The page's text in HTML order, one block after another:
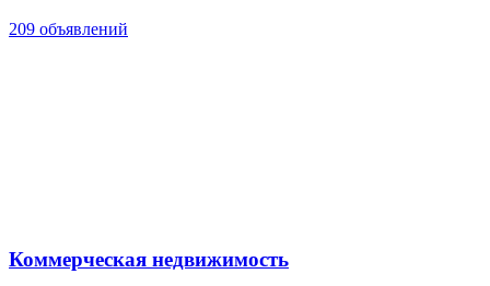
209 объявлений
Коммерческая недвижимость